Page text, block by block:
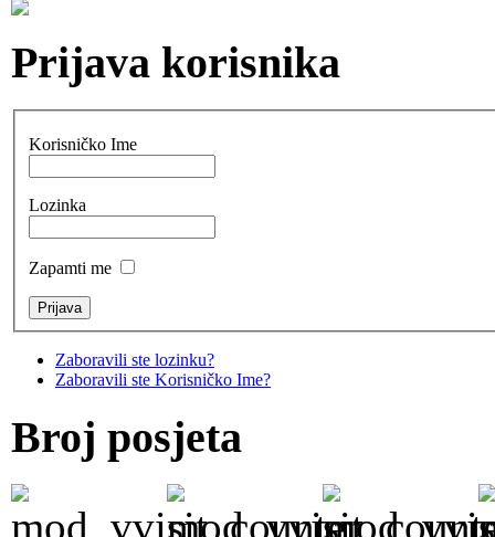
Prijava korisnika
Korisničko Ime
Lozinka
Zapamti me
Zaboravili ste lozinku?
Zaboravili ste Korisničko Ime?
Broj posjeta